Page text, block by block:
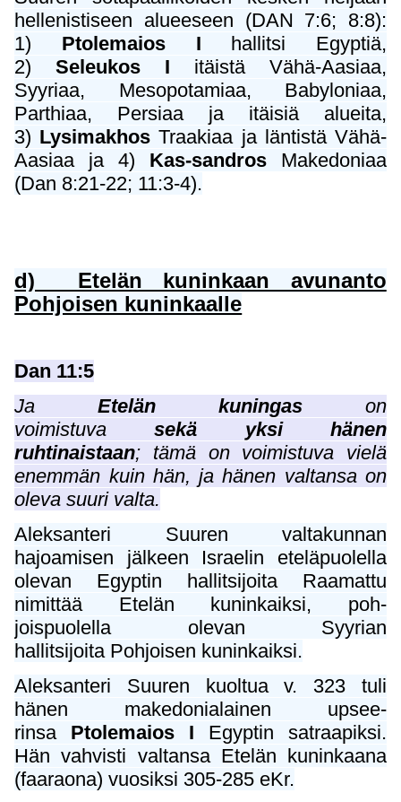
hellenistiseen alueeseen (DAN 7:6; 8:8):
1) Ptolemaios I hallitsi Egyptiä,
2)Seleukos I itäistä Vähä-Aasiaa,
Syyriaa, Mesopotamiaa, Babyloniaa,
Parthiaa, Persiaa ja itäisiä alueita,
3) Lysimakhos Traakiaa ja läntistä Vähä-
Aasiaa ja 4) Kas-sandrosMakedoniaa
(Dan 8:21-22; 11:3-4).
d) Etelän kuninkaan avunanto
Pohjoisen kuninkaalle
Dan 11:5
JaEtelän kuningason
voimistuvasekä yksi hänen
ruhtinaistaan; tämä on voimistuva vielä
enemmän kuin hän, ja hänen valtansa on
oleva suuri valta.
Aleksanteri Suuren valtakunnan
hajoamisen jälkeen Israelin eteläpuolella
olevan Egyptin hallitsijoita Raamattu
nimittää Etelän kuninkaiksi, poh-
joispuolella olevan Syyrian
hallitsijoita Pohjoisen kuninkaiksi.
Aleksanteri Suuren kuoltua v. 323 tuli
hänen makedonialainen upsee-
rinsa Ptolemaios I Egyptin satraapiksi.
Hän vahvisti valtansa Etelän kuninkaana
(faaraona) vuosiksi 305-285 eKr.